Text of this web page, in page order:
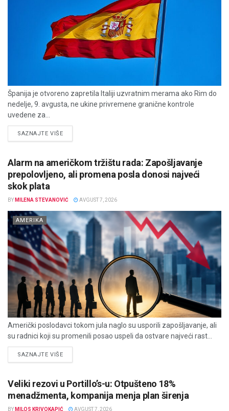
Španija je otvoreno zapretila Italiji uzvratnim merama ako Rim do
nedelje, 9. avgusta, ne ukine privremene granične kontrole
uvedene za...
SAZNAJTE VIŠEDETAILS
Alarm na američkom tržištu rada: Zapošljavanje
prepolovljeno, ali promena posla donosi najveći
skok plata
BY MILENA STEVANOVIĆ AVGUST 7, 2026
AMERIKA
Američki poslodavci tokom jula naglo su usporili zapošljavanje, ali
su radnici koji su promenili posao uspeli da ostvare najveći rast...
SAZNAJTE VIŠEDETAILS
Veliki rezovi u Portillo’s-u: Otpušteno 18%
menadžmenta, kompanija menja plan širenja
BY MILOS KRIVOKAPIĆ AVGUST 7, 2026